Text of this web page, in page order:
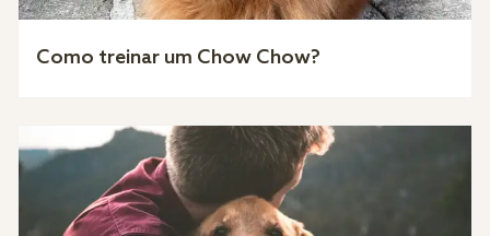
Como treinar um Chow Chow?